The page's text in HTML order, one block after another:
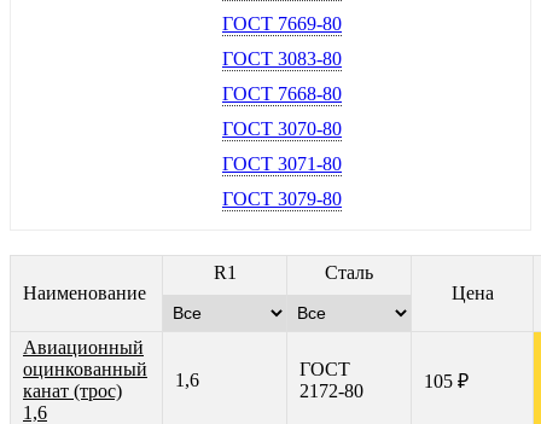
ГОСТ 7669-80
ГОСТ 3083-80
ГОСТ 7668-80
ГОСТ 3070-80
ГОСТ 3071-80
ГОСТ 3079-80
Наименование
R1
Сталь
Цена
Авиационный
оцинкованный
канат (трос)
1,6
1,6
ГОСТ
2172-80
105 ₽